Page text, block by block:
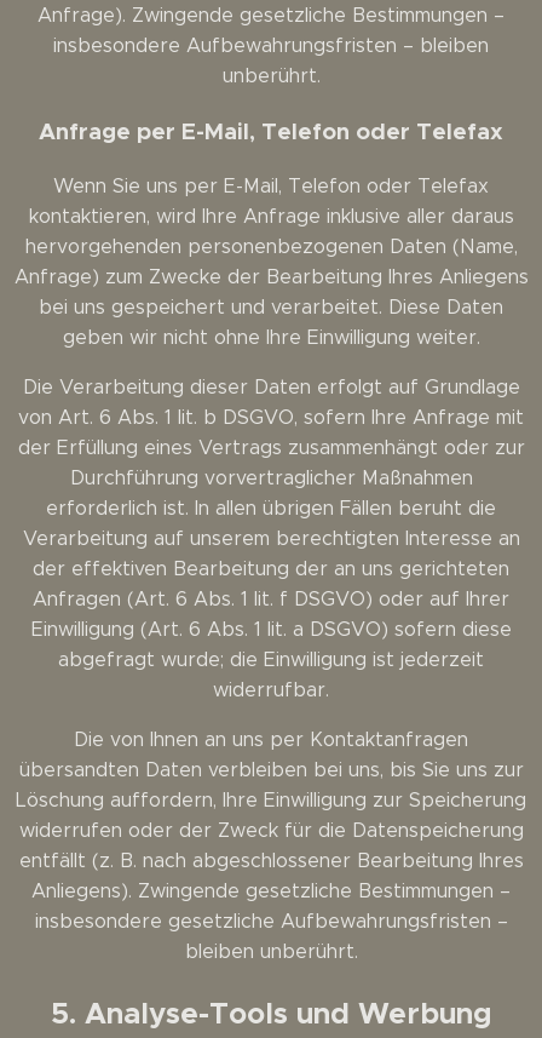
Anfrage). Zwingende gesetzliche Bestimmungen –
insbesondere Aufbewahrungsfristen – bleiben
unberührt.
Anfrage per E-Mail, Telefon oder Telefax
Wenn Sie uns per E-Mail, Telefon oder Telefax
kontaktieren, wird Ihre Anfrage inklusive aller daraus
hervorgehenden personenbezogenen Daten (Name,
Anfrage) zum Zwecke der Bearbeitung Ihres Anliegens
bei uns gespeichert und verarbeitet. Diese Daten
geben wir nicht ohne Ihre Einwilligung weiter.
Die Verarbeitung dieser Daten erfolgt auf Grundlage
von Art. 6 Abs. 1 lit. b DSGVO, sofern Ihre Anfrage mit
der Erfüllung eines Vertrags zusammenhängt oder zur
Durchführung vorvertraglicher Maßnahmen
erforderlich ist. In allen übrigen Fällen beruht die
Verarbeitung auf unserem berechtigten Interesse an
der effektiven Bearbeitung der an uns gerichteten
Anfragen (Art. 6 Abs. 1 lit. f DSGVO) oder auf Ihrer
Einwilligung (Art. 6 Abs. 1 lit. a DSGVO) sofern diese
abgefragt wurde; die Einwilligung ist jederzeit
widerrufbar.
Die von Ihnen an uns per Kontaktanfragen
übersandten Daten verbleiben bei uns, bis Sie uns zur
Löschung auffordern, Ihre Einwilligung zur Speicherung
widerrufen oder der Zweck für die Datenspeicherung
entfällt (z. B. nach abgeschlossener Bearbeitung Ihres
Anliegens). Zwingende gesetzliche Bestimmungen –
insbesondere gesetzliche Aufbewahrungsfristen –
bleiben unberührt.
5. Analyse-Tools und Werbung